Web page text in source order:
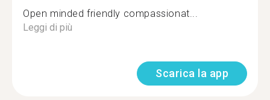
Open minded friendly compassionat...
Leggi di più
Scarica la app